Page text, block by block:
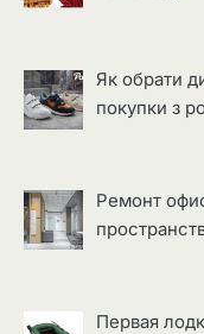
Як обрати
покупки з
Ремонт
Первая